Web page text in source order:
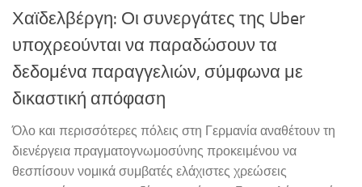
Χαϊδελβέργη: Οι συνεργάτες της Uber
υποχρεούνται να παραδώσουν τα
δεδομένα παραγγελιών, σύμφωνα με
δικαστική απόφαση
Όλο και περισσότερες πόλεις στη Γερμανία αναθέτουν τη
διενέργεια πραγματογνωμοσύνης προκειμένου να
θεσπίσουν νομικά συμβατές ελάχιστες χρεώσεις